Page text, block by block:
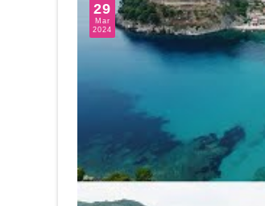
Ενιαία Αίτηση Ενίσχυσης
29
Mar
2024